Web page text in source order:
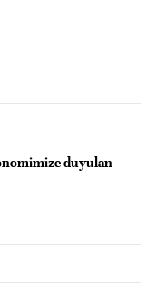
duyulan